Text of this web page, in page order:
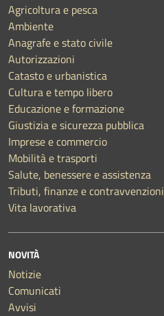
Agricoltura e pesca
Ambiente
Anagrafe e stato civile
Autorizzazioni
Catasto e urbanistica
Cultura e tempo libero
Educazione e formazione
Giustizia e sicurezza pubblica
Imprese e commercio
Mobilità e trasporti
Salute, benessere e assistenza
Tributi, finanze e contravvenzioni
Vita lavorativa
NOVITÀ
Notizie
Comunicati
Avvisi